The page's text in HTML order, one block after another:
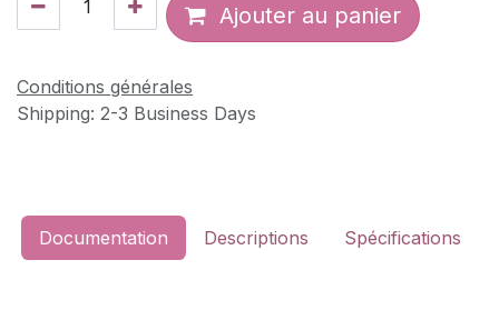
Ajouter au panier
Conditions générales
Shipping: 2-3 Business Days
Documentation Descriptions Spécifications